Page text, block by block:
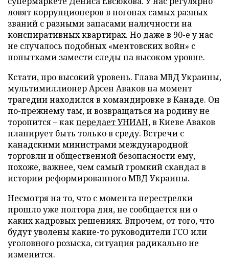
ловят коррупционеров в погонах самых разных
званий с разными запасами наличности на
конспиративных квартирах. Но даже в 90-е у нас
не случалось подобных «ментовских войн» с
попытками замести следы на высоком уровне.
Кстати, про высокий уровень. Глава МВД Украины,
мультимиллионер Арсен Аваков на момент
трагедии находился в командировке в Канаде. Он
по-прежнему там, и возвращаться на родину не
торопится – какпередает УНИАН, в Киеве Аваков
планирует быть только в среду. Встречи с
канадскими министрами международной
торговли и общественной безопасности ему,
похоже, важнее, чем самый громкий скандал в
истории реформированного МВД Украины.
Несмотря на то, что с момента перестрелки
прошло уже полтора дня, не сообщается ни о
каких кадровых решениях. Впрочем, от того, что
будут уволены какие-то руководители ГСО или
уголовного розыска, ситуация радикально не
изменится.